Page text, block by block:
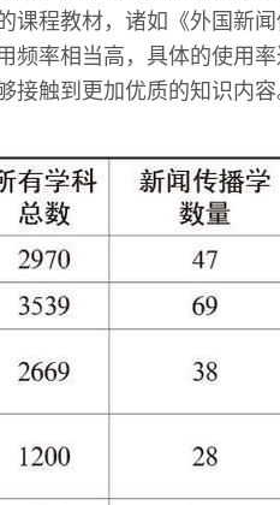
课程教材，诸如《外国新
频率相当高，具体的使用
接触到更加优质的知识内容